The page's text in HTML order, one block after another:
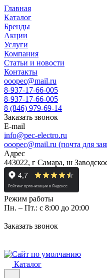
Главная
Каталог
Бренды
Акции
Услуги
Компания
Статьи и новости
Контакты
ooopec@mail.ru
8-937-17-66-005
8-937-17-66-005
8 (846) 979-69-14
Заказать звонок
E-mail
info@pec-electro.ru
ooopec@mail.ru (почта для
Адрес
443022, г Самара, ш
Режим работы
Пн. – Пт.: с 8:00 до 20:00
Заказать звонок
Каталог